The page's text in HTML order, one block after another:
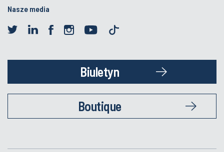
Nasze media
Biuletyn
Boutique